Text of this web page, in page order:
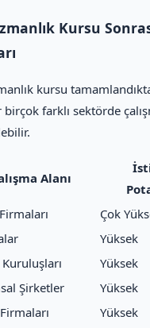
Kursu
kursu
farklı sektörde
Alanı
Çok
Yüksek
Yüksek
Şirketler
Yüksek
Yüksek